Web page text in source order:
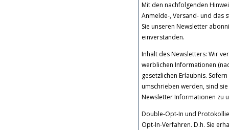
Mit den nachfolgenden
Anmelde-, Versand- und das
Sie unseren Newsletter
einverstanden.
Inhalt des Newsletters: Wir
werblichen Informationen
gesetzlichen Erlaubnis.
umschrieben werden, sind
Newsletter Informationen zu
Double-Opt-In und
Opt-In-Verfahren. D.h. Sie